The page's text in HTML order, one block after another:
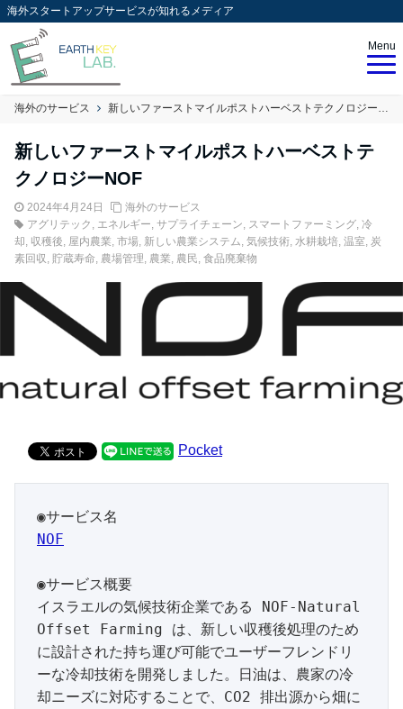
海外スタートアップサービスが知れるメディア
Menu
海外のサービス 新しいファーストマイルポストハーベストテクノロジーNOF
新しいファーストマイルポストハーベストテ
クノロジーNOF
2024年4月24日
海外のサービス
アグリテック , エネルギー, サプライチェーン, スマートファーミング, 冷
却, 収穫後, 屋内農業, 市場, 新しい農業システム, 気候技術, 水耕栽培, 温室, 炭
素回収, 貯蔵寿命, 農場管理, 農業, 農民, 食品廃棄物
Pocket
NOF
◉サービス概要
イスラエルの気候技術企業である NOF-Natural
Offset Farming は、新しい収穫後処理のため
に設計された持ち運び可能でユーザーフレンドリ
ーな冷却技術を開発しました。日油は、農家の冷
却ニーズに対応することで、CO2 排出源から畑に